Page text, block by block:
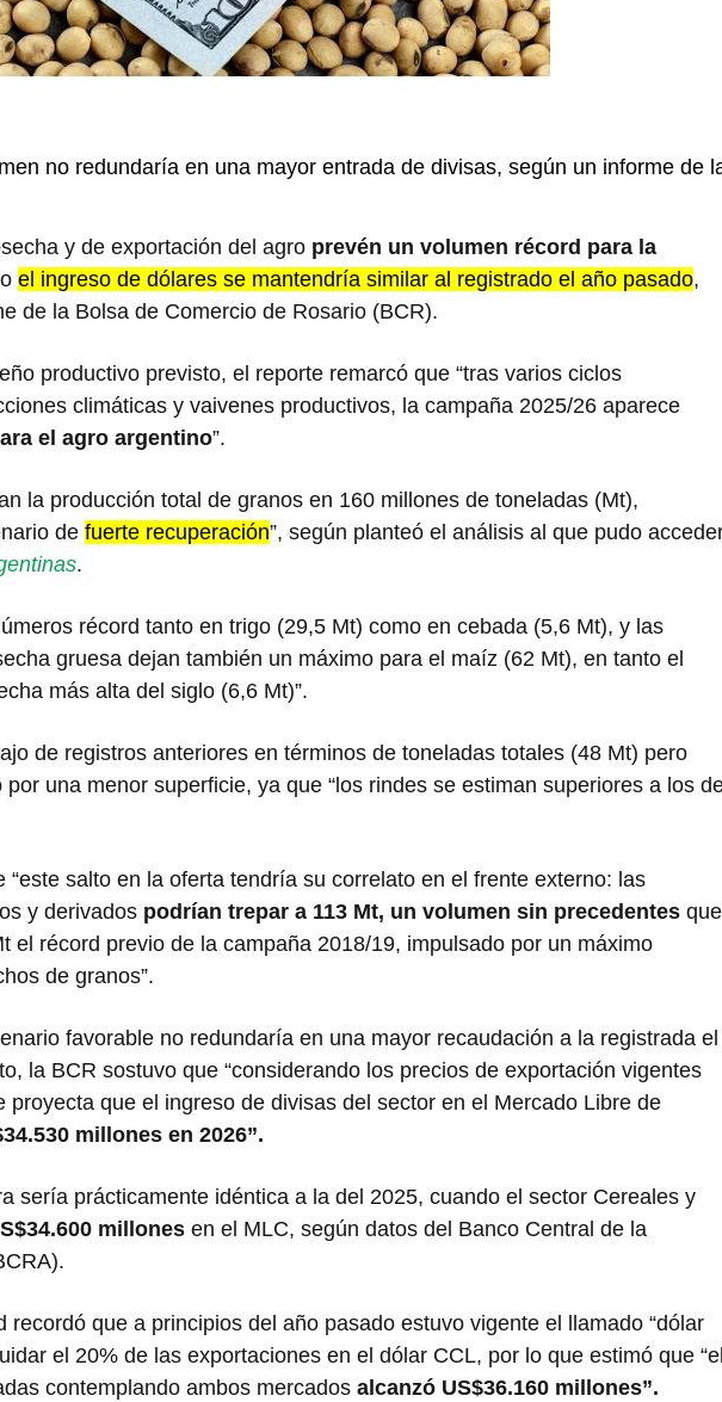
no redundaría en una mayor entrada de divisas, según un informe de
y de exportación del agro prevén un volumen récord para la
el ingreso de dólares se mantendría similar al registrado el año pasado,
de la Bolsa de Comercio de Rosario (BCR).
productivo previsto, el reporte remarcó que “tras varios ciclos
climáticas y vaivenes productivos, la campaña 2025/26 aparece
el agro argentino”.
la producción total de granos en 160 millones de toneladas (Mt),
de fuerte recuperación”, según planteó el análisis al que pudo
.
récord tanto en trigo (29,5 Mt) como en cebada (5,6 Mt), y las
gruesa dejan también un máximo para el maíz (62 Mt), en tanto el
más alta del siglo (6,6 Mt)”.
de registros anteriores en términos de toneladas totales (48 Mt) pero
una menor superficie, ya que “los rindes se estiman superiores a los
“este salto en la oferta tendría su correlato en el frente externo: las
y derivados podrían trepar a 113 Mt, un volumen sin precedentes que
el récord previo de la campaña 2018/19, impulsado por un máximo
de granos”.
favorable no redundaría en una mayor recaudación a la registrada el
la BCR sostuvo que “considerando los precios de exportación vigentes
proyecta que el ingreso de divisas del sector en el Mercado Libre de
millones en 2026”.
sería prácticamente idéntica a la del 2025, cuando el sector Cereales y
millones en el MLC, según datos del Banco Central de la
recordó que a principios del año pasado estuvo vigente el llamado “dólar
el 20% de las exportaciones en el dólar CCL, por lo que estimó que
contemplando ambos mercados alcanzó US$36.160 millones”.